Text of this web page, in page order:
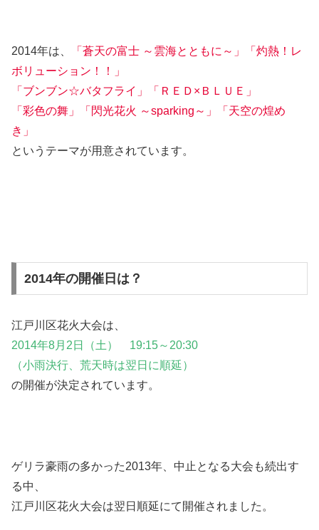
2014年は、
「蒼天の富士 ～雲海とともに～」「灼熱！レ
ボリューション！！」
「ブンブン☆バタフライ」「ＲＥＤ×ＢＬＵＥ」
「彩色の舞」「閃光花火 ～sparking～」「天空の煌め
き」
というテーマが用意されています。
2014年の開催日は？
江戸川区花火大会は、
2014年8月2日（土） 19:15～20:30
（小雨決行、荒天時は翌日に順延）
の開催が決定されています。
ゲリラ豪雨の多かった2013年、中止となる大会も続出す
る中、
江戸川区花火大会は翌日順延にて開催されました。